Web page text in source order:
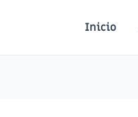
Inicio